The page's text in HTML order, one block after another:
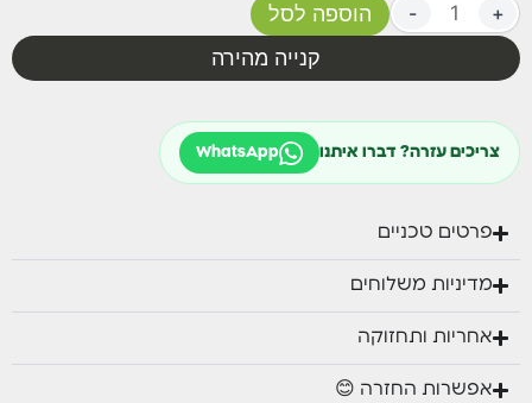
- +
הוספה לסל
קנייה מהירה
צריכים עזרה? דברו איתנו WhatsApp
פרטים טכניים
מדיניות משלוחים
אחריות ותחזוקה
אפשרות החזרה 😊